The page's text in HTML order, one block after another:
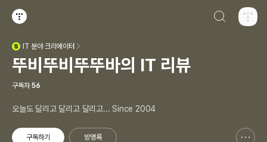
IT 분야 크리에이터
뚜비뚜비뚜뚜바의 IT 리뷰
구독자 56
오늘도 달리고 달리고 달리고... Since 2004
구독하기 방명록